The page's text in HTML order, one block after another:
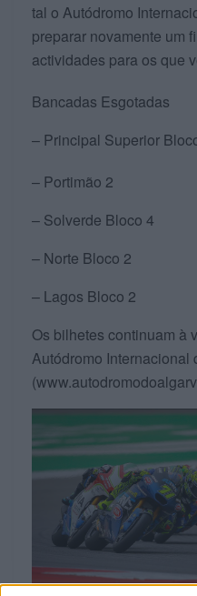
tal o Autódromo
preparar novamente um
actividades para os que
Bancadas Esgotadas
– Principal Superior
– Portimão 2
– Solverde Bloco 4
– Norte Bloco 2
– Lagos Bloco 2
Os bilhetes continuam à
Autódromo Internacional